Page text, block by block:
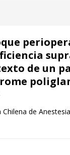
de un
Chilena de